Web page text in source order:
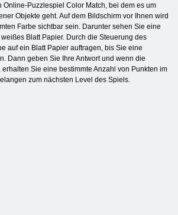
Online-Puzzlespiel Color Match, bei dem es um
Objekte geht. Auf dem Bildschirm vor Ihnen wird
Farbe sichtbar sein. Darunter sehen Sie eine
Blatt Papier. Durch die Steuerung des
auf ein Blatt Papier auftragen, bis Sie eine
Dann geben Sie Ihre Antwort und wenn die
Sie eine bestimmte Anzahl von Punkten im
zum nächsten Level des Spiels.